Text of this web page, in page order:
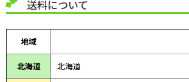
送料について
地域
北海道 北海道